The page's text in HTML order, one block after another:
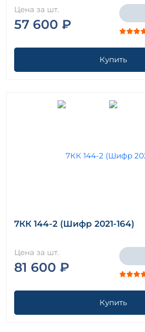
Цена за шт.
57 600 ₽
Купить
7КК 144-2 (Шифр 2021-164)
Цена за шт.
81 600 ₽
Купить